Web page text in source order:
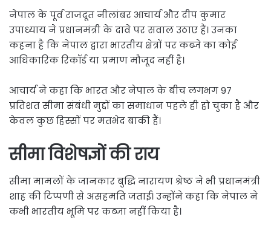
नेपाल के पूर्व राजदूत नीलांबर आचार्य और दीप कुमार
उपाध्याय ने प्रधानमंत्री के दावे पर सवाल उठाए हैं। उनका
कहना है कि नेपाल द्वारा भारतीय क्षेत्रों पर कब्जे का कोई
आधिकारिक रिकॉर्ड या प्रमाण मौजूद नहीं है।
आचार्य ने कहा कि भारत और नेपाल के बीच लगभग 97
प्रतिशत सीमा संबंधी मुद्दों का समाधान पहले ही हो चुका है और
केवल कुछ हिस्सों पर मतभेद बाकी हैं।
सीमा विशेषज्ञों की राय
सीमा मामलों के जानकार बुद्धि नारायण श्रेष्ठ ने भी प्रधानमंत्री
शाह की टिप्पणी से असहमति जताई। उन्होंने कहा कि नेपाल ने
कभी भारतीय भूमि पर कब्जा नहीं किया है।